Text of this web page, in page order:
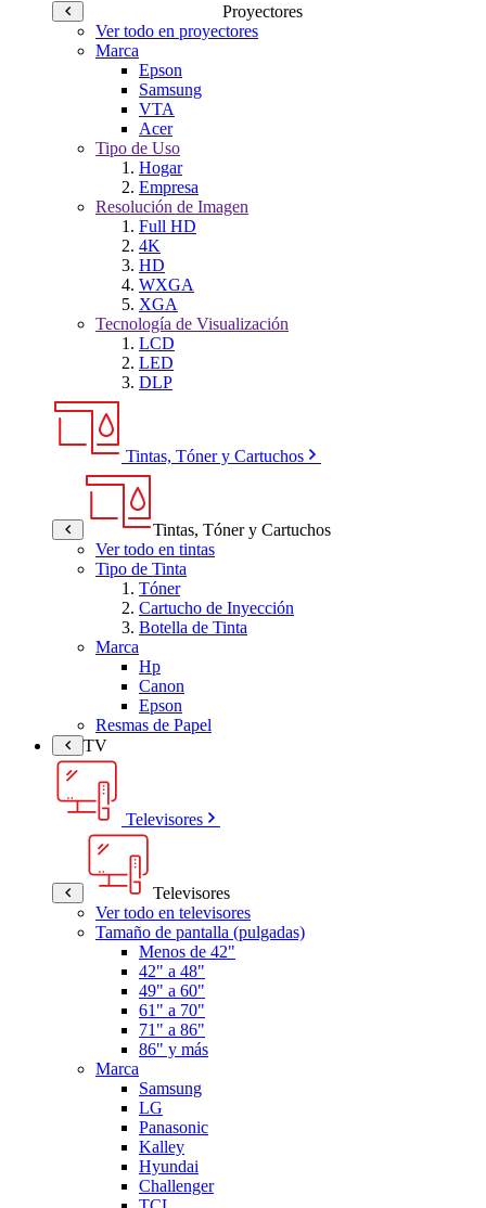
Proyectores
Ver todo en proyectores
Marca
Epson
Samsung
VTA
Acer
Tipo de Uso
Hogar
Empresa
Resolución de Imagen
Full HD
4K
HD
WXGA
XGA
Tecnología de Visualización
LCD
LED
DLP
Tintas, Tóner y Cartuchos
Tintas, Tóner y Cartuchos
Ver todo en tintas
Tipo de Tinta
Tóner
Cartucho de Inyección
Botella de Tinta
Marca
Hp
Canon
Epson
Resmas de Papel
TV
Televisores
Televisores
Ver todo en televisores
Tamaño de pantalla (pulgadas)
Menos de 42"
42" a 48"
49" a 60"
61" a 70"
71" a 86"
86" y más
Marca
Samsung
LG
Panasonic
Kalley
Hyundai
Challenger